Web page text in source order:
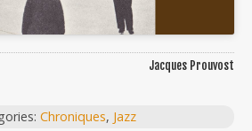
Jacques Prouvost
Chroniques, Jazz